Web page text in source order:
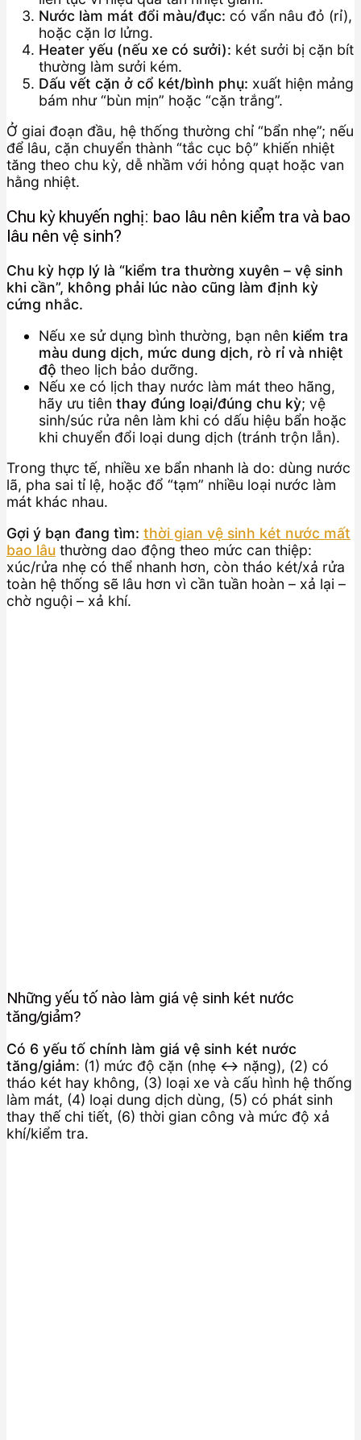
Nước làm mát đổi màu/đục: có vẩn nâu đỏ (rỉ),
hoặc cặn lơ lửng.
Heater yếu (nếu xe có sưởi): két sưởi bị cặn bít
thường làm sưởi kém.
Dấu vết cặn ở cổ két/bình phụ: xuất hiện mảng
bám như “bùn mịn” hoặc “cặn trắng”.
Ở giai đoạn đầu, hệ thống thường chỉ “bẩn nhẹ”; nếu
để lâu, cặn chuyển thành “tắc cục bộ” khiến nhiệt
tăng theo chu kỳ, dễ nhầm với hỏng quạt hoặc van
hằng nhiệt.
Chu kỳ khuyến nghị: bao lâu nên kiểm tra và bao
lâu nên vệ sinh?
Chu kỳ hợp lý là “kiểm tra thường xuyên – vệ sinh
khi cần”, không phải lúc nào cũng làm định kỳ
cứng nhắc.
Nếu xe sử dụng bình thường, bạn nên kiểm tra
màu dung dịch, mức dung dịch, rò rỉ và nhiệt
độ theo lịch bảo dưỡng.
Nếu xe có lịch thay nước làm mát theo hãng,
hãy ưu tiên thay đúng loại/đúng chu kỳ; vệ
sinh/súc rửa nên làm khi có dấu hiệu bẩn hoặc
khi chuyển đổi loại dung dịch (tránh trộn lẫn).
Trong thực tế, nhiều xe bẩn nhanh là do: dùng nước
lã, pha sai tỉ lệ, hoặc đổ “tạm” nhiều loại nước làm
mát khác nhau.
Gợi ý bạn đang tìm: thời gian vệ sinh két nước mất
bao lâu thường dao động theo mức can thiệp:
xúc/rửa nhẹ có thể nhanh hơn, còn tháo két/xả rửa
toàn hệ thống sẽ lâu hơn vì cần tuần hoàn – xả lại –
chờ nguội – xả khí.
Những yếu tố nào làm giá vệ sinh két nước
tăng/giảm?
Có 6 yếu tố chính làm giá vệ sinh két nước
tăng/giảm: (1) mức độ cặn (nhẹ ↔ nặng), (2) có
tháo két hay không, (3) loại xe và cấu hình hệ thống
làm mát, (4) loại dung dịch dùng, (5) có phát sinh
thay thế chi tiết, (6) thời gian công và mức độ xả
khí/kiểm tra.